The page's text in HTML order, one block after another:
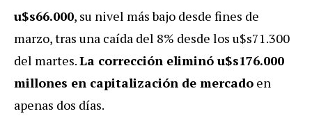
u$s66.000, su nivel más bajo desde fines de
marzo, tras una caída del 8% desde los u$s71.300
del martes.La corrección eliminó u$s176.000
millones en capitalización de mercado en
apenas dos días.